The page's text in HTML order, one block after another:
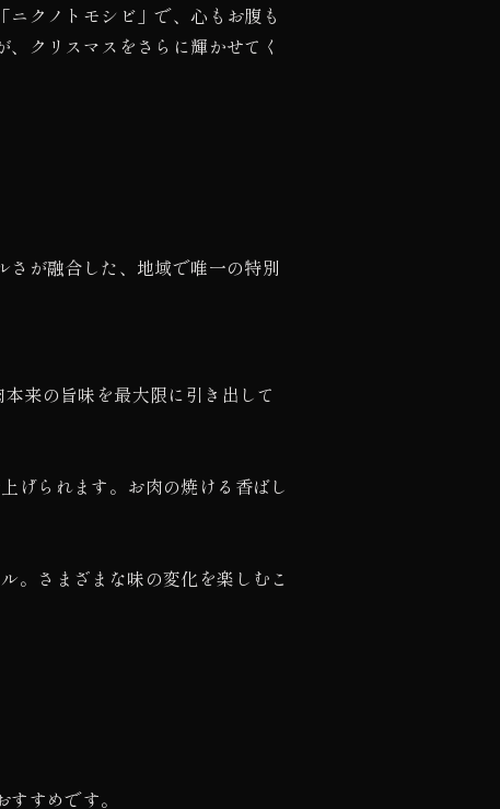
クノトモシビ」で、心もお腹も
クリスマスをさらに輝かせてく
さが融合した、地域で唯一の特別
来の旨味を最大限に引き出して
げられます。お肉の焼ける香ばし
。さまざまな味の変化を楽しむこ
すめです。